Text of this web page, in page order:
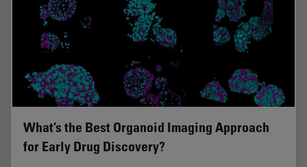
What’s the Best Organoid Imaging Approach
for Early Drug Discovery?